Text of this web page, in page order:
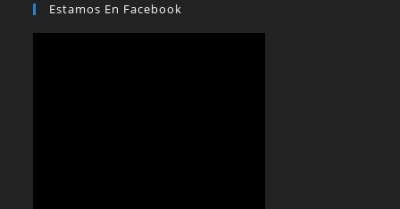
Estamos En Facebook